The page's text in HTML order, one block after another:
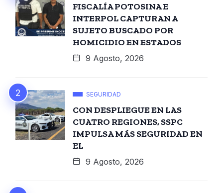
FISCALÍA POTOSINA E
INTERPOL CAPTURAN A
SUJETO BUSCADO POR
HOMICIDIO EN ESTADOS
9 Agosto, 2026
SEGURIDAD
CON DESPLIEGUE EN LAS
CUATRO REGIONES, SSPC
IMPULSA MÁS SEGURIDAD EN
EL
9 Agosto, 2026